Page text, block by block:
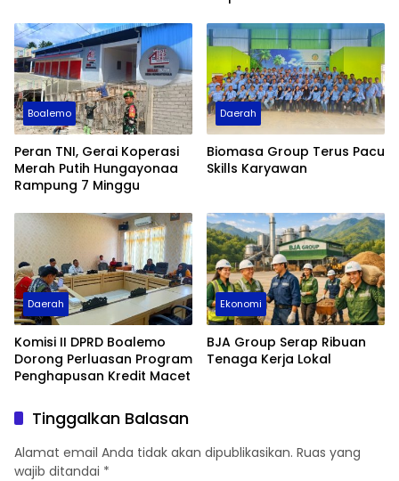
Boalemo
Peran TNI, Gerai Koperasi
Merah Putih Hungayonaa
Rampung 7 Minggu
Daerah
Biomasa Group Terus Pacu
Skills Karyawan
Daerah
Komisi II DPRD Boalemo
Dorong Perluasan Program
Penghapusan Kredit Macet
Ekonomi
BJA Group Serap Ribuan
Tenaga Kerja Lokal
Tinggalkan Balasan
Alamat email Anda tidak akan dipublikasikan. Ruas yang
wajib ditandai *